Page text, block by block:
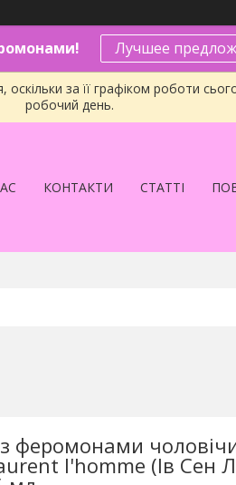
Лучшее
за її графіком роботи
робочий день.
КОНТАКТИ СТАТТІ
феромонами
l'homme (Ів Сен